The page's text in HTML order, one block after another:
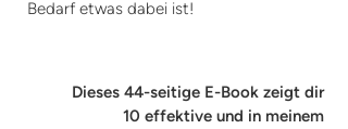
Bedarf etwas dabei ist!
Dieses 44-seitige E-Book zeigt dir
10 effektive und in meinem